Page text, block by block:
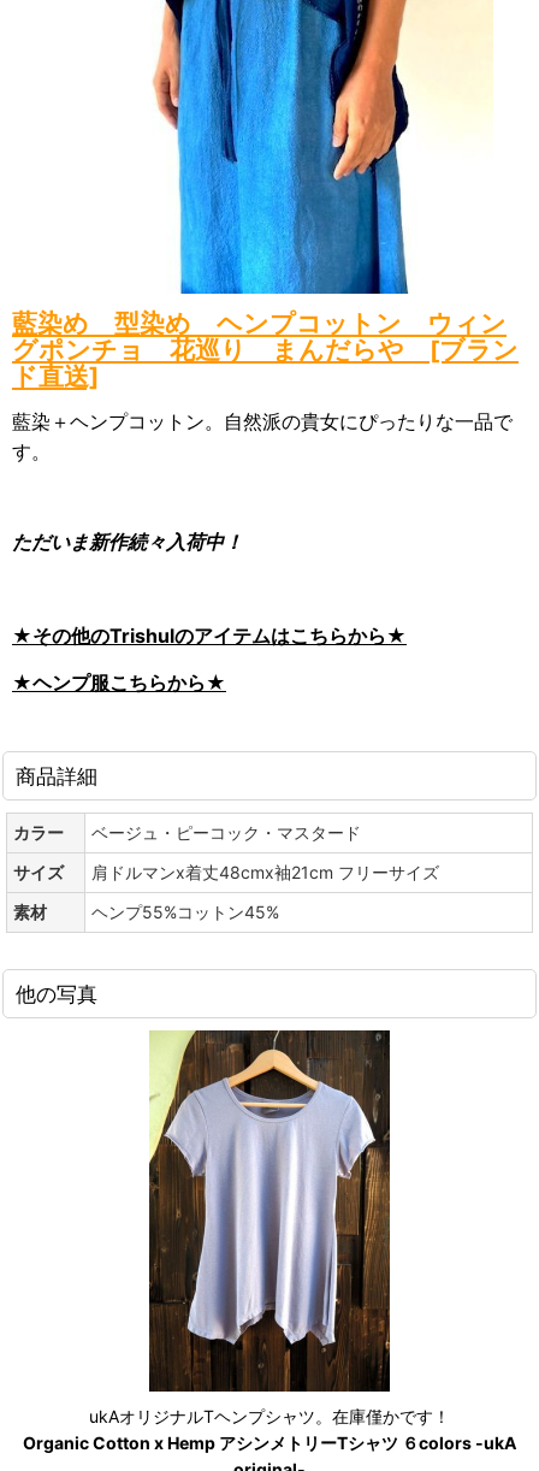
藍染め 型染め ヘンプコットン ウィン
グポンチョ 花巡り まんだらや [ブラン
ド直送]
藍染＋ヘンプコットン。自然派の貴女にぴったりな一品で
す。
ただいま新作続々入荷中！
★その他のTrishulのアイテムはこちらから★
★ヘンプ服こちらから★
商品詳細
カラー
ベージュ・ピーコック・マスタード
サイズ
肩ドルマンx着丈48cmx袖21cm フリーサイズ
素材
ヘンプ55%コットン45%
他の写真
ukAオリジナルTヘンプシャツ。在庫僅かです！
Organic Cotton x Hemp アシンメトリーTシャツ ６colors -ukA